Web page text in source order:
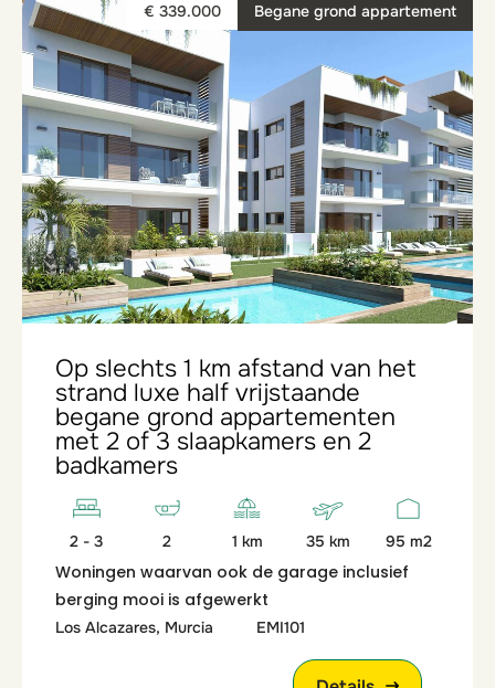
Begane grond appartement
€ 339.000
Op slechts 1 km afstand van het
strand luxe half vrijstaande
begane grond appartementen
met 2 of 3 slaapkamers en 2
badkamers
2 - 3 2 1 km 35 km 95 m2
Woningen waarvan ook de garage inclusief
berging mooi is afgewerkt
Los Alcazares, Murcia EMI101